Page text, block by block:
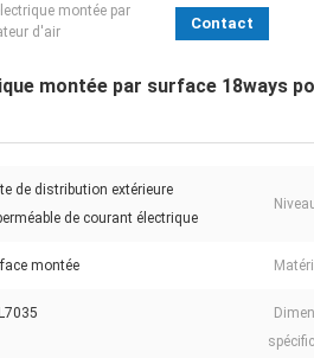
montée par
d'air
Contact
montée par surface 18ways
de distribution extérieure
de courant électrique
montée